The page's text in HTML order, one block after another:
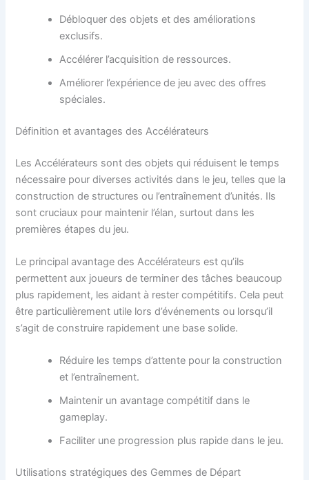
Débloquer des objets et des améliorations
exclusifs.
Accélérer l’acquisition de ressources.
Améliorer l’expérience de jeu avec des offres
spéciales.
Définition et avantages des Accélérateurs
Les Accélérateurs sont des objets qui réduisent le temps
nécessaire pour diverses activités dans le jeu, telles que la
construction de structures ou l’entraînement d’unités. Ils
sont cruciaux pour maintenir l’élan, surtout dans les
premières étapes du jeu.
Le principal avantage des Accélérateurs est qu’ils
permettent aux joueurs de terminer des tâches beaucoup
plus rapidement, les aidant à rester compétitifs. Cela peut
être particulièrement utile lors d’événements ou lorsqu’il
s’agit de construire rapidement une base solide.
Réduire les temps d’attente pour la construction
et l’entraînement.
Maintenir un avantage compétitif dans le
gameplay.
Faciliter une progression plus rapide dans le jeu.
Utilisations stratégiques des Gemmes de Départ